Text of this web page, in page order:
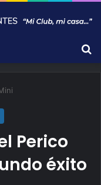
Perico
éxito